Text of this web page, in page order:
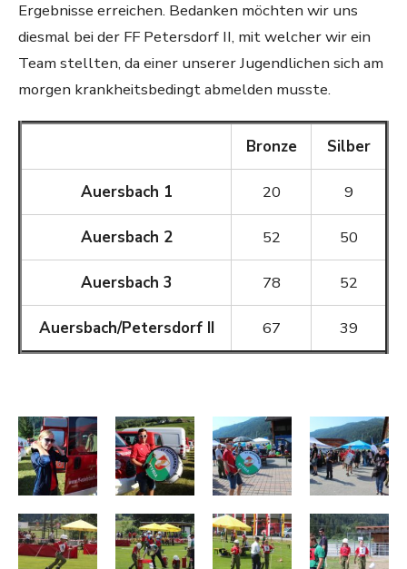
Ergebnisse erreichen. Bedanken möchten wir uns
diesmal bei der FF Petersdorf II, mit welcher wir ein
Team stellten, da einer unserer Jugendlichen sich am
morgen krankheitsbedingt abmelden musste.
Bronze Silber
Auersbach 1 20 9
Auersbach 2 52 50
Auersbach 3 78 52
Auersbach/Petersdorf II 67 39